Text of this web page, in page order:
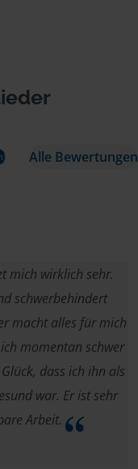
Alle Bewertungen
mich wirklich sehr.
schwerbehindert
macht alles für mich
momentan schwer
dass ich ihn als
war. Er ist sehr
Arbeit.